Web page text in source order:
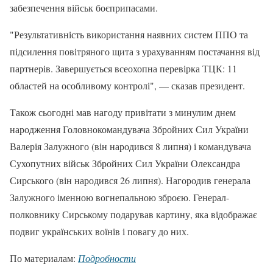
забезпечення військ боєприпасами.
"Результативність використання наявних систем ППО та
підсилення повітряного щита з урахуванням постачання від
партнерів. Завершується всеохопна перевірка ТЦК: 11
областей на особливому контролі", — сказав президент.
Також сьогодні мав нагоду привітати з минулим днем
народження Головнокомандувача Збройних Сил України
Валерія Залужного (він народився 8 липня) і командувача
Сухопутних військ Збройних Сил України Олександра
Сирського (він народився 26 липня). Нагородив генерала
Залужного іменною вогнепальною зброєю. Генерал-
полковнику Сирському подарував картину, яка відображає
подвиг українських воїнів і повагу до них.
По материалам: Подробности